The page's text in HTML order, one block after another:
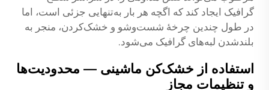
گرافیک ایجاد کند که اگچه هر بار به‌تنهایی جزئی است، اما
در طول چندین چرخهٔ شست‌وشو و خشک‌کردن، منجر به
بلندشدن لبه‌های گرافیک می‌شود.
استفاده از خشک‌کن ماشینی — محدودیت‌ها
و تنظیمات مجاز